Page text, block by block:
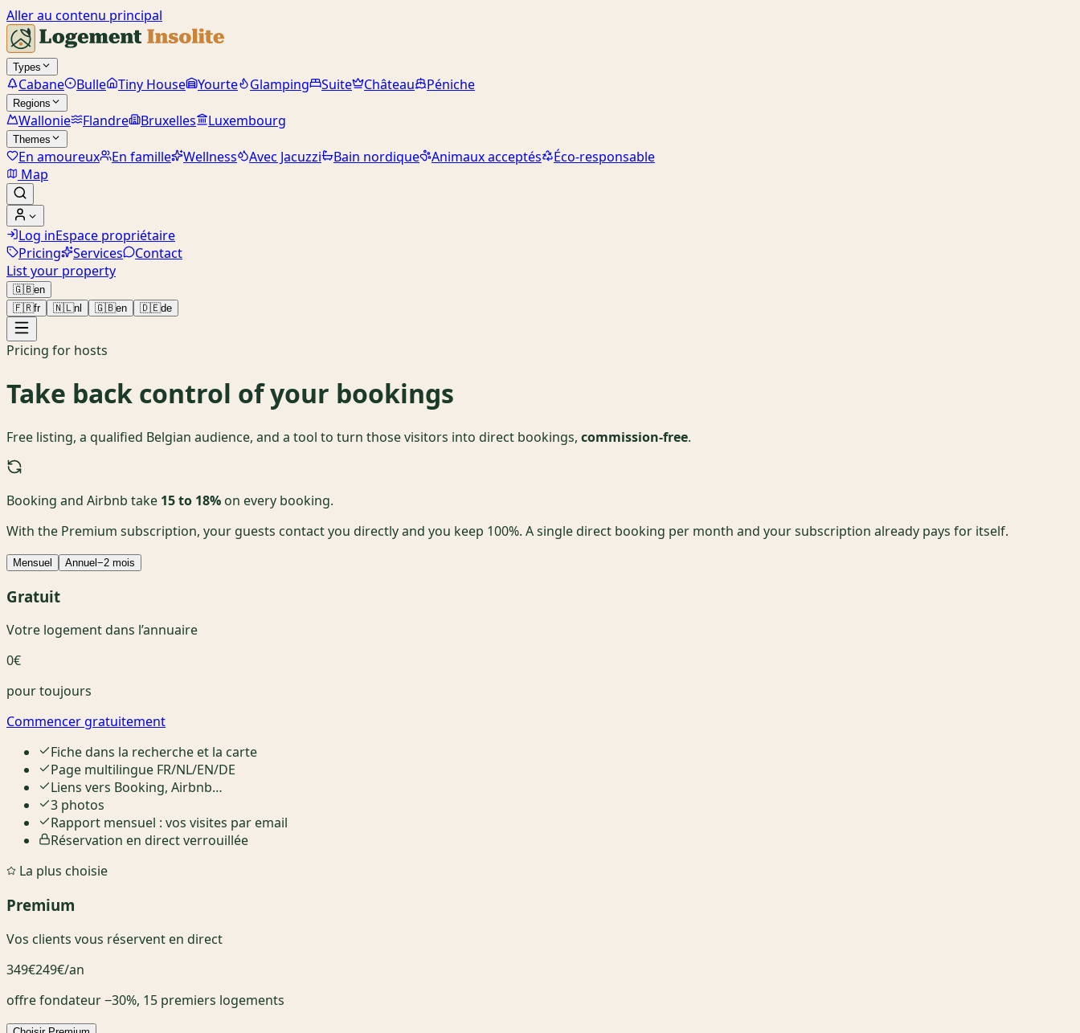
Aller au contenu principal
Types
Cabane Bulle Tiny House Yourte Glamping Suite Château Péniche
Regions
Wallonie Flandre Bruxelles Luxembourg
Themes
En amoureux En famille Wellness Avec Jacuzzi Bain nordique Animaux acceptés
Éco-responsable
Map
Log inEspace propriétaire
Pricing
Services
Contact
List your property
🇬🇧en
🇫🇷fr 🇳🇱nl 🇬🇧en 🇩🇪de
Pricing for hosts
Take back control of your bookings
Free listing, a qualified Belgian audience, and a tool to turn those visitors into direct bookings, commission-free.
Booking and Airbnb take 15 to 18% on every booking.
With the Premium subscription, your guests contact you directly and you keep 100%. A single direct booking per month and your subscription already pays for itself.
Mensuel Annuel −2 mois
Gratuit
Votre logement dans l’annuaire
0€
pour toujours
Commencer gratuitement
Fiche dans la recherche et la carte
Page multilingue FR/NL/EN/DE
Liens vers Booking, Airbnb…
3 photos
Rapport mensuel : vos visites par email
Réservation en direct verrouillée
La plus choisie
Premium
Vos clients vous réservent en direct
349€249€/an
offre fondateur −30%, 15 premiers logements